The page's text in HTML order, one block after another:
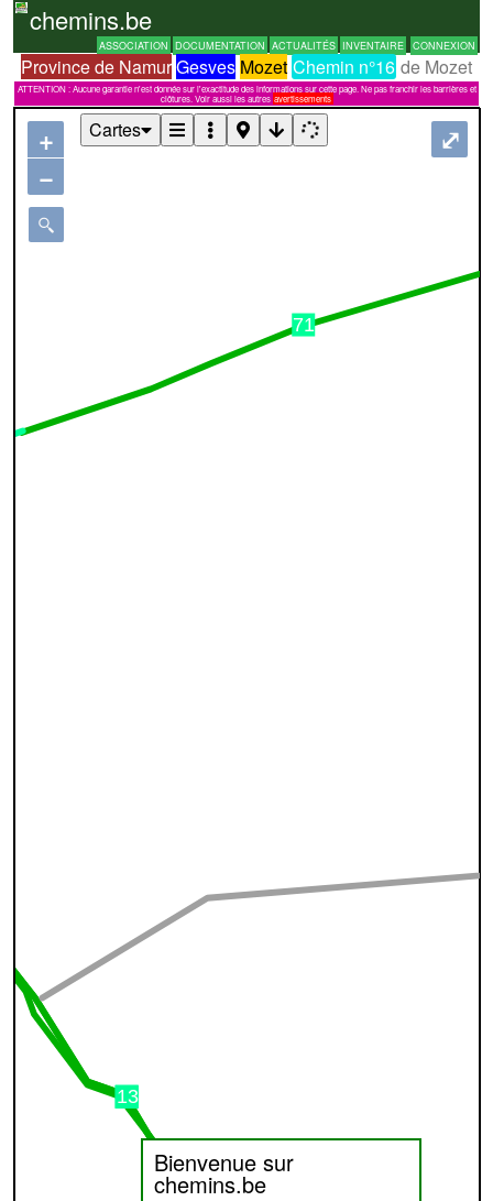
chemins.be
ASSOCIATION DOCUMENTATION ACTUALITÉS INVENTAIRE CONNEXION
Province de NamurGesves Mozet Chemin n°16 de Mozet
ATTENTION : Aucune garantie n'est donnée sur l'exactitude des informations sur cette page. Ne pas franchir les barrières et
clôtures. Voir aussi les autres avertissements
Bienvenue sur
chemins.be
+
−
⤢
Cartes